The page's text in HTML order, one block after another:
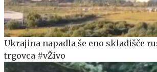
Ukrajina napadla še eno skladišče
trgovca #vŽivo